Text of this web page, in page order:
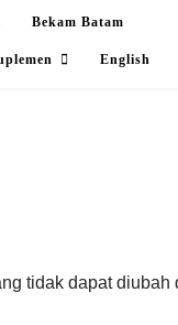
Bekam Batam
English
tidak dapat diubah